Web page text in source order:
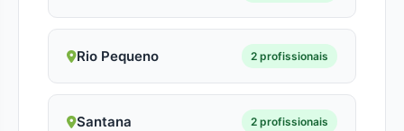
Rio Pequeno 2 profissionais
Santana 2 profissionais